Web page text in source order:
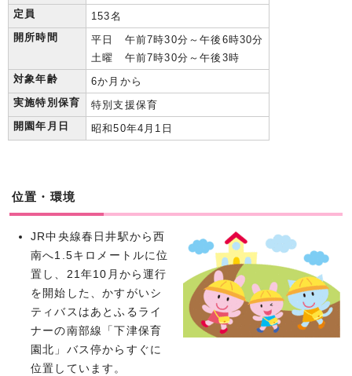
定員
153名
開所時間
平日 午前7時30分～午後6時30分
土曜 午前7時30分～午後3時
対象年齢
6か月から
実施特別保育
特別支援保育
開園年月日
昭和50年4月1日
位置・環境
JR中央線春日井駅から西
南へ1.5キロメートルに位
置し、21年10月から運行
を開始した、かすがいシ
ティバスはあとふるライ
ナーの南部線「下津保育
園北」バス停からすぐに
位置しています。